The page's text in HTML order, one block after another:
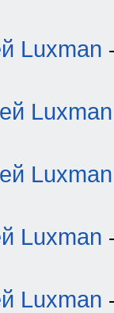
Luxman
Luxman
Luxman
Luxman
Luxman